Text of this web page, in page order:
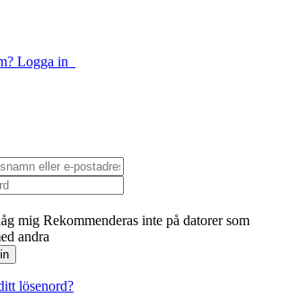
Logga in
mig Rekommenderas inte på datorer som
andra
lösenord?